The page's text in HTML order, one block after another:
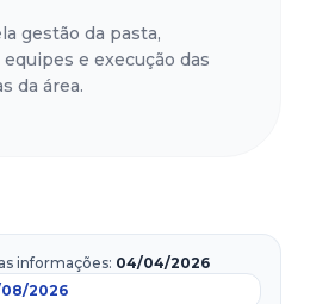
gestão da pasta,
e execução das
da área.
informações: 04/04/2026
2026